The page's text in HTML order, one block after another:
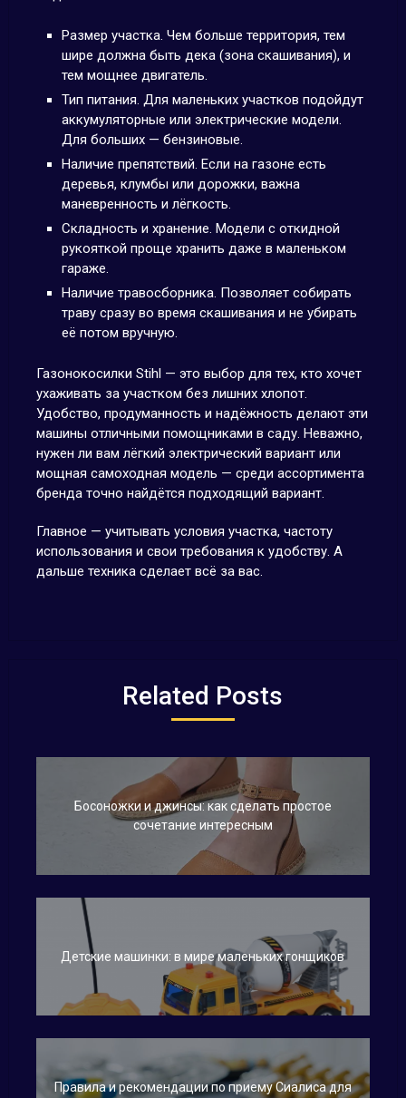
Размер участка. Чем больше территория, тем
шире должна быть дека (зона скашивания), и
тем мощнее двигатель.
Тип питания. Для маленьких участков подойдут
аккумуляторные или электрические модели.
Для больших — бензиновые.
Наличие препятствий. Если на газоне есть
деревья, клумбы или дорожки, важна
маневренность и лёгкость.
Складность и хранение. Модели с откидной
рукояткой проще хранить даже в маленьком
гараже.
Наличие травосборника. Позволяет собирать
траву сразу во время скашивания и не убирать
её потом вручную.
Газонокосилки Stihl — это выбор для тех, кто хочет
ухаживать за участком без лишних хлопот.
Удобство, продуманность и надёжность делают эти
машины отличными помощниками в саду. Неважно,
нужен ли вам лёгкий электрический вариант или
мощная самоходная модель — среди ассортимента
бренда точно найдётся подходящий вариант.
Главное — учитывать условия участка, частоту
использования и свои требования к удобству. А
дальше техника сделает всё за вас.
Related Posts
Босоножки и джинсы: как сделать простое
сочетание интересным
Детские машинки: в мире маленьких гонщиков
Правила и рекомендации по приему Сиалиса для